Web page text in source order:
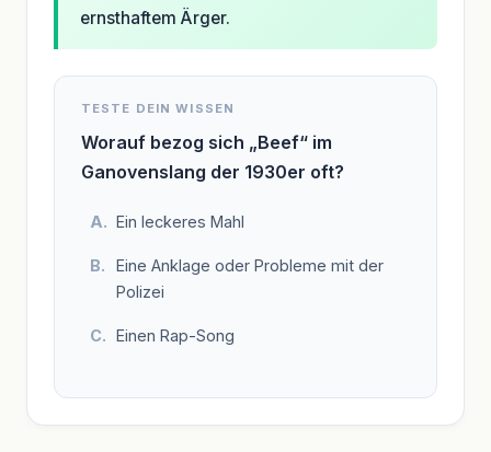
ernsthaftem Ärger.
TESTE DEIN WISSEN
Worauf bezog sich „Beef“ im
Ganovenslang der 1930er oft?
Ein leckeres Mahl
Eine Anklage oder Probleme mit der
Polizei
Einen Rap-Song